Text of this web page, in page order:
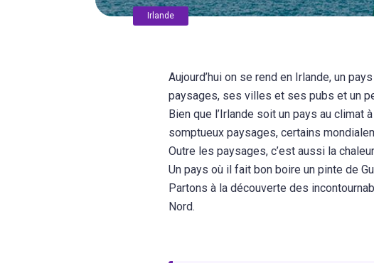
Irlande
Aujourd’hui on se rend en Irlande, un
paysages, ses villes et ses pubs et un
Bien que l’Irlande soit un pays au climat
somptueux paysages, certains
Outre les paysages, c’est aussi la
Un pays où il fait bon boire un pinte de
Partons à la découverte des
Nord.